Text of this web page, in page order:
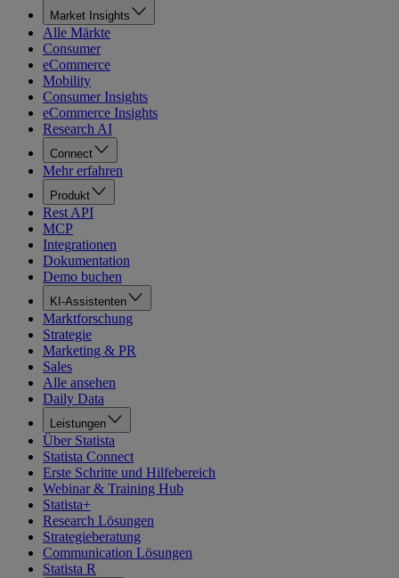
Market Insights
Alle Märkte
Consumer
eCommerce
Mobility
Consumer Insights
eCommerce Insights
Research AI
Connect
Mehr erfahren
Produkt
Rest API
MCP
Integrationen
Dokumentation
Demo buchen
KI-Assistenten
Marktforschung
Strategie
Marketing & PR
Sales
Alle ansehen
Daily Data
Leistungen
Über Statista
Statista Connect
Erste Schritte und Hilfebereich
Webinar & Training Hub
Statista+
Research Lösungen
Strategieberatung
Communication Lösungen
Statista R